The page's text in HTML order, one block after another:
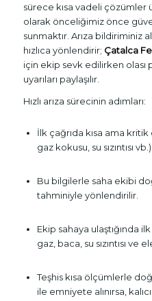
sürece kısa vadeli çözümler
olarak önceliğimiz önce
sunmaktır. Arıza bildiriminiz
hızlıca yönlendirir; Çatalca
için ekip sevk edilirken olası
uyarıları paylaşılır.
Hızlı arıza sürecinin adımları:
İlk çağrıda kısa ama kritik
gaz kokusu, su sızıntısı vb.).
Bu bilgilerle saha ekibi
tahminiyle yönlendirilir.
Ekip sahaya ulaştığında
gaz, baca, su sızıntısı
Teşhis kısa ölçümlerle
ile emniyete alınırsa,